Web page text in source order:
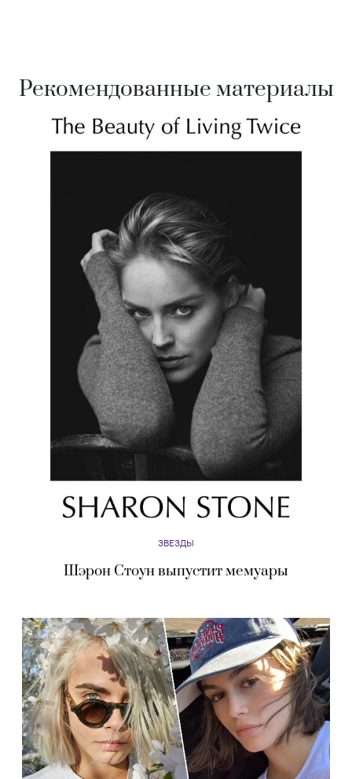
Рекомендованные материалы
ЗВЕЗДЫ
Шэрон Стоун выпустит мемуары